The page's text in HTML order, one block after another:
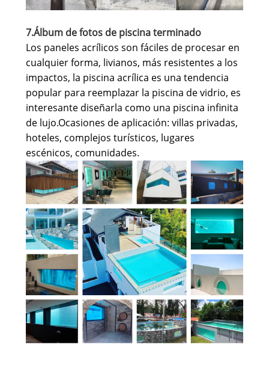
7.Álbum de fotos de piscina terminado
Los paneles acrílicos son fáciles de procesar en
cualquier forma, livianos, más resistentes a los
impactos, la piscina acrílica es una tendencia
popular para reemplazar la piscina de vidrio, es
interesante diseñarla como una piscina infinita
de lujo.Ocasiones de aplicación: villas privadas,
hoteles, complejos turísticos, lugares
escénicos, comunidades.